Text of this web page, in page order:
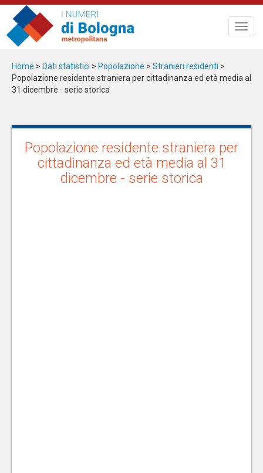
Salta
contenuto
principale
Home > Dati statistici > Popolazione > Stranieri residenti >
Popolazione residente straniera per cittadinanza ed età media al
31 dicembre - serie storica
Popolazione residente straniera per
cittadinanza ed età media al 31
dicembre - serie storica